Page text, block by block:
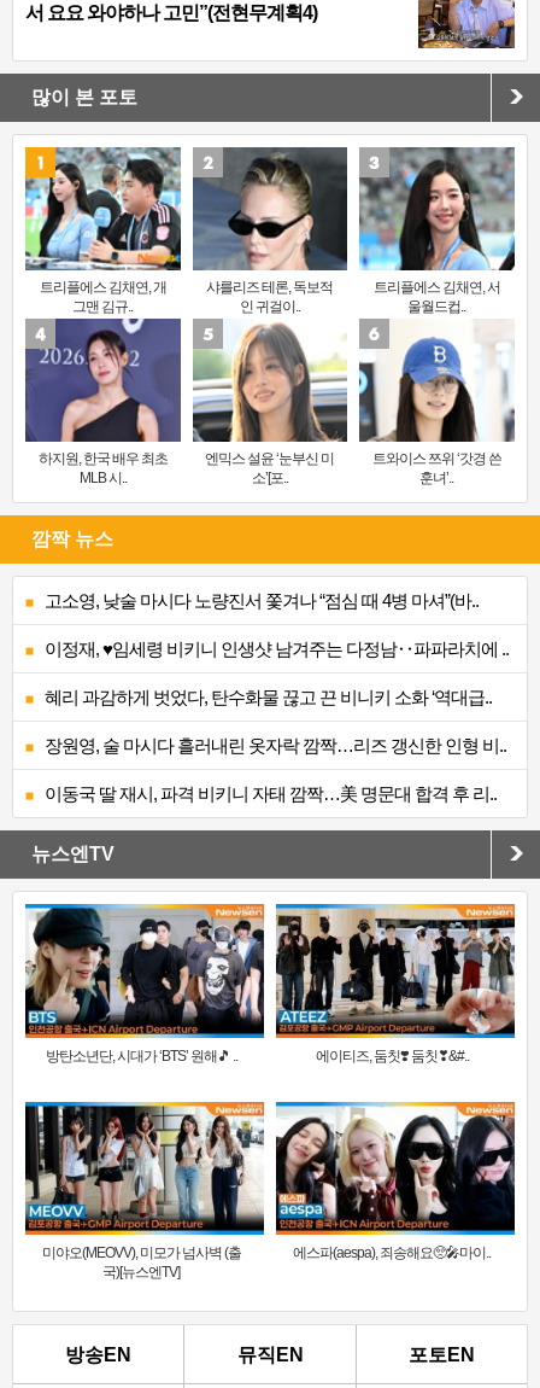
서 요요 와야하나 고민”(전현무계획4)
많이 본 포토
트리플에스 김채연, 개
그맨 김규..
샤를리즈 테론, 독보적
인 귀걸이..
트리플에스 김채연, 서
울월드컵..
하지원, 한국 배우 최초
MLB 시..
엔믹스 설윤 ‘눈부신 미
소’[포..
트와이스 쯔위 ‘갓경 쓴
훈녀’..
깜짝 뉴스
고소영, 낮술 마시다 노량진서 쫓겨나 “점심 때 4병 마셔”(바..
이정재, ♥임세령 비키니 인생샷 남겨주는 다정남‥파파라치에 ..
혜리 과감하게 벗었다, 탄수화물 끊고 끈 비니키 소화 ‘역대급..
장원영, 술 마시다 흘러내린 옷자락 깜짝…리즈 갱신한 인형 비..
이동국 딸 재시, 파격 비키니 자태 깜짝…美 명문대 합격 후 리..
뉴스엔TV
방탄소년단, 시대가 ‘BTS’ 원해🎵 .. 에이티즈, 둠칫❣️ 둠칫❣&#..
미야오(MEOVV), 미모가 넘사벽 (출
국)[뉴스엔TV]
에스파(aespa), 죄송해요🥺🎤마이..
방송EN 뮤직EN 포토EN